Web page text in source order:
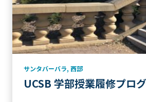
サンタバーバラ, 西部
UCSB 学部授業履修プロ